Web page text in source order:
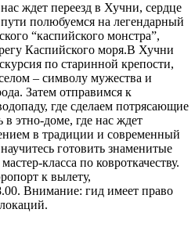
ждет переезд в Хучни, сердце
полюбуемся на легендарный
“каспийского монстра”,
Каспийского моря.В Хучни
по старинной крепости,
– символу мужества и
Затем отправимся к
где сделаем потрясающие
этно-доме, где нас ждет
в традиции и современный
готовить знаменитые
класса по ковроткачеству.
к вылету,
Внимание: гид имеет право